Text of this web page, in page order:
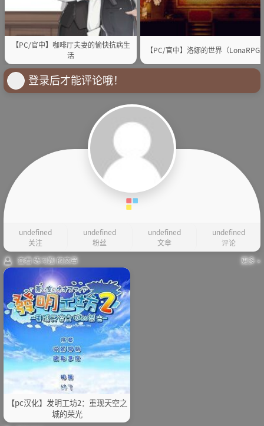
【PC/官中】咖啡厅夫妻的愉快抗病生
活
【PC/官中】洛娜的世界（LonaRPG
登录后才能评论哦！
undefined
关注
undefined
粉丝
undefined
文章
undefined
评论
查看 练习题 的文章
更多 »
【pc汉化】发明工坊2：重现天空之
城的荣光